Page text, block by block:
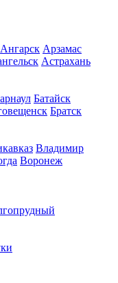
Ангарск Арзамас
Астрахань
Батайск
Братск
Владимир
Воронеж